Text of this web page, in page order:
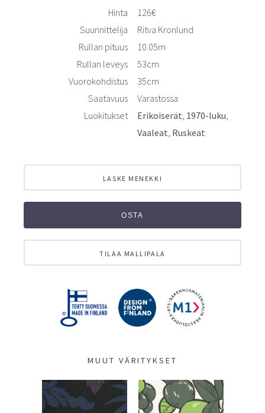
Hinta
126€
Suunnittelija
Ritva Kronlund
Rullan pituus
10.05m
Rullan leveys
53cm
Vuorokohdistus
35cm
Saatavuus
Varastossa
Luokitukset
Erikoiserät 1970-luku
Vaaleat Ruskeat
LASKE MENEKKI
OSTA
TILAA MALLIPALA
MUUT VÄRITYKSET